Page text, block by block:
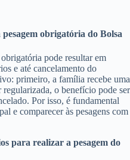
pesagem obrigatória do Bolsa
pode resultar em
e até cancelamento do
primeiro, a família recebe uma
o benefício pode ser
Por isso, é fundamental
e comparecer às pesagens com
para realizar a pesagem do